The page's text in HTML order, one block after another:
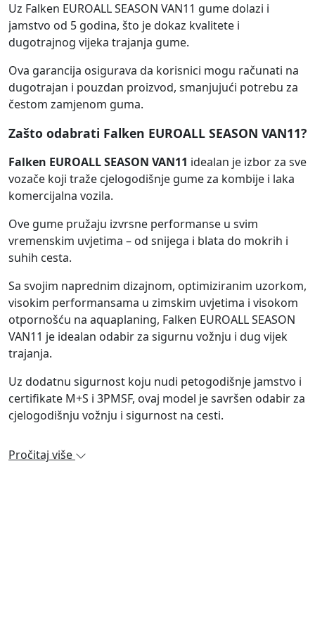
Uz Falken EUROALL SEASON VAN11 gume dolazi i
jamstvo od 5 godina, što je dokaz kvalitete i
dugotrajnog vijeka trajanja gume.
Ova garancija osigurava da korisnici mogu računati na
dugotrajan i pouzdan proizvod, smanjujući potrebu za
čestom zamjenom guma.
Zašto odabrati Falken EUROALL SEASON VAN11?
Falken EUROALL SEASON VAN11 idealan je izbor za sve
vozače koji traže cjelogodišnje gume za kombije i laka
komercijalna vozila.
Ove gume pružaju izvrsne performanse u svim
vremenskim uvjetima – od snijega i blata do mokrih i
suhih cesta.
Sa svojim naprednim dizajnom, optimiziranim uzorkom,
visokim performansama u zimskim uvjetima i visokom
otpornošću na aquaplaning, Falken EUROALL SEASON
VAN11 je idealan odabir za sigurnu vožnju i dug vijek
trajanja.
Uz dodatnu sigurnost koju nudi petogodišnje jamstvo i
certifikate M+S i 3PMSF, ovaj model je savršen odabir za
cjelogodišnju vožnju i sigurnost na cesti.
Pročitaj više